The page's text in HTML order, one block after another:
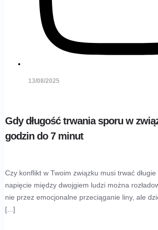
13/08/2025
Gdy długość trwania sporu w
godzin do 7 minut
Czy konflikt w Twoim związku musi trwać
napięcie między dwojgiem ludzi można
nie przez emocjonalne przeciąganie liny, ale
[...]